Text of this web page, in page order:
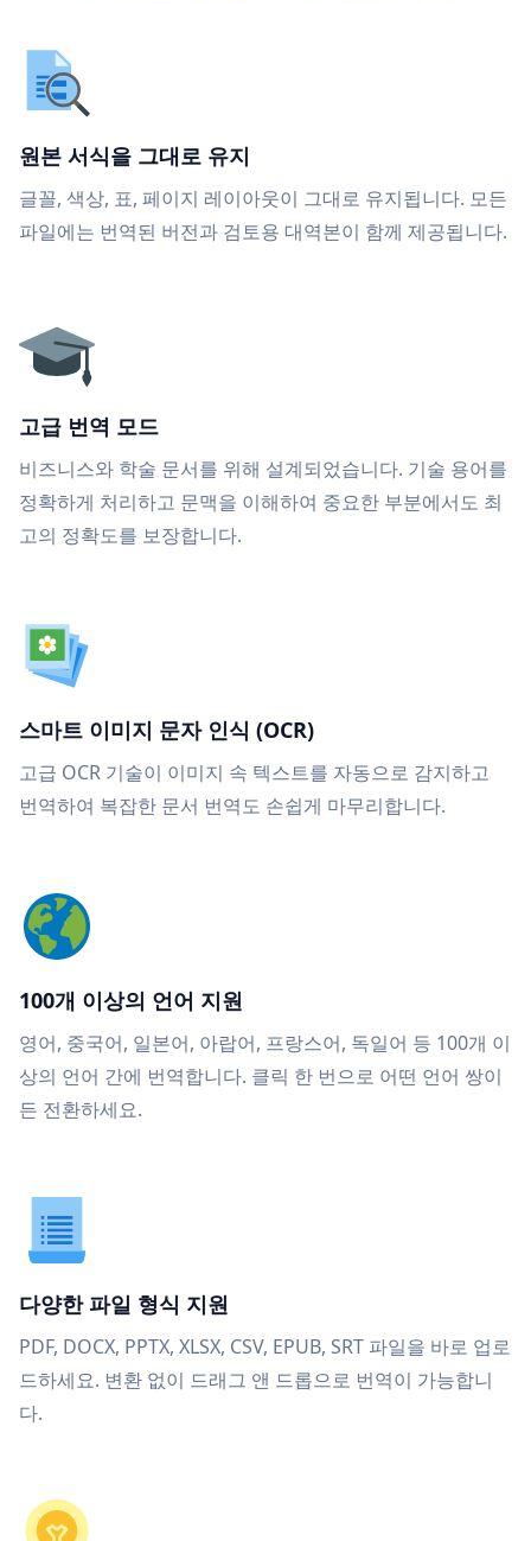
원본 서식을 그대로 유지
글꼴, 색상, 표, 페이지 레이아웃이 그대로 유지됩니다. 모든
파일에는 번역된 버전과 검토용 대역본이 함께 제공됩니다.
고급 번역 모드
비즈니스와 학술 문서를 위해 설계되었습니다. 기술 용어를
정확하게 처리하고 문맥을 이해하여 중요한 부분에서도 최
고의 정확도를 보장합니다.
스마트 이미지 문자 인식 (OCR)
고급 OCR 기술이 이미지 속 텍스트를 자동으로 감지하고
번역하여 복잡한 문서 번역도 손쉽게 마무리합니다.
100개 이상의 언어 지원
영어, 중국어, 일본어, 아랍어, 프랑스어, 독일어 등 100개 이
상의 언어 간에 번역합니다. 클릭 한 번으로 어떤 언어 쌍이
든 전환하세요.
다양한 파일 형식 지원
PDF, DOCX, PPTX, XLSX, CSV, EPUB, SRT 파일을 바로 업로
드하세요. 변환 없이 드래그 앤 드롭으로 번역이 가능합니
다.